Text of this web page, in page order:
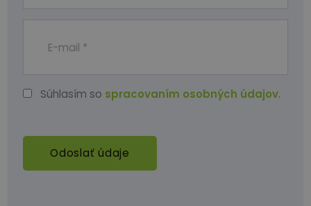
Súhlasím so spracovaním osobných údajov.
Odoslať údaje